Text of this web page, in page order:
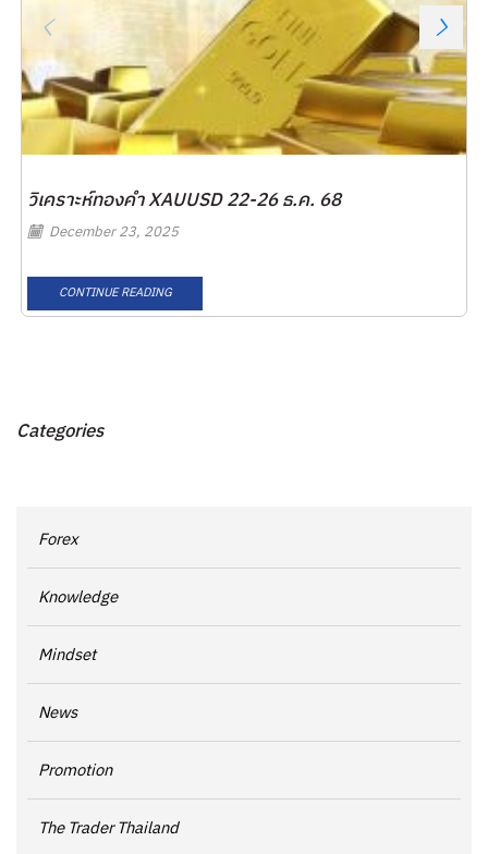
วิเคราะห์ทองคำ XAUUSD 22-26 ธ.ค. 68
December 23, 2025
CONTINUE READING
Categories
Forex
Knowledge
Mindset
News
Promotion
The Trader Thailand